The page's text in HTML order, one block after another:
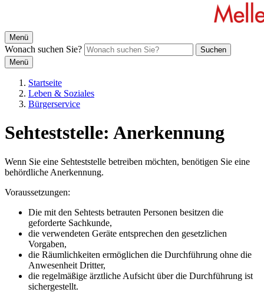
Menü
Wonach suchen Sie?
Suchen
Menü
Startseite
Leben & Soziales
Bürgerservice
Sehteststelle: Anerkennung
Wenn Sie eine Sehteststelle betreiben möchten, benötigen Sie eine
behördliche Anerkennung.
Voraussetzungen:
Die mit den Sehtests betrauten Personen besitzen die
geforderte Sachkunde,
die verwendeten Geräte entsprechen den gesetzlichen
Vorgaben,
die Räumlichkeiten ermöglichen die Durchführung ohne die
Anwesenheit Dritter,
die regelmäßige ärztliche Aufsicht über die Durchführung ist
sichergestellt.